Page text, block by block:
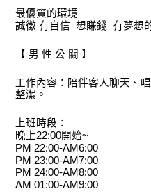
最優質的環境
誠徵 有自信 想賺錢 有夢想
【 男 性 公 關 】
工作內容：陪伴客人聊天、
整潔。
上班時段：
晚上22:00開始~
PM 22:00-AM6:00
PM 23:00-AM7:00
PM 24:00-AM8:00
AM 01:00-AM9:00